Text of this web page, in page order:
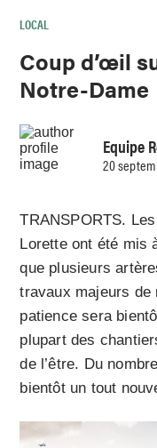
LOCAL
Coup d’œil
Notre-Dame
Equipe
20
TRANSPORTS.
Lorette ont été mis
que plusieurs
travaux majeurs de
patience sera
plupart des
de l’être. Du
bientôt un tout